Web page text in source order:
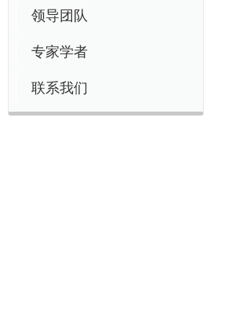
领导团队
专家学者
联系我们